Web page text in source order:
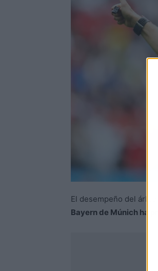
El desempeño del
Bayern de Múnich ha